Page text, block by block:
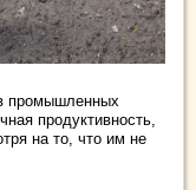
промышленных
продуктивность,
на то, что им не